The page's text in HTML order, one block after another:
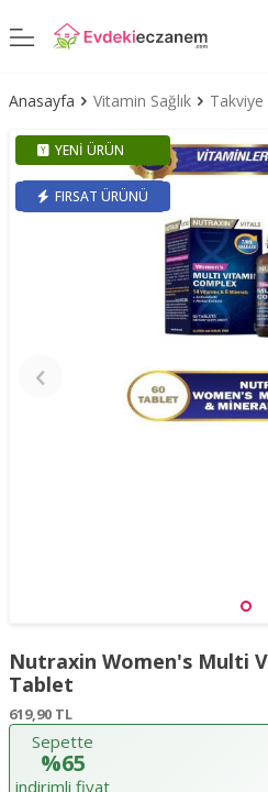
Anasayfa Vitamin Sağlık Takviye
YENI ÜRÜN
FIRSAT ÜRÜNÜ
Nutraxin Women's Multi
Tablet
619,90 TL
Sepette
%65
indirimli fiyat